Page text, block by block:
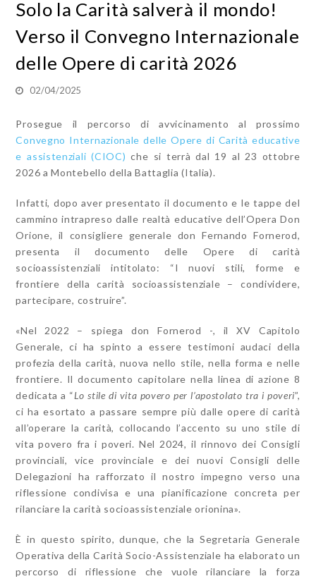
Solo la Carità salverà il mondo!
Verso il Convegno Internazionale
delle Opere di carità 2026
02/04/2025
Prosegue il percorso di avvicinamento al prossimo
Convegno Internazionale delle Opere di Carità educative
e assistenziali (CIOC) che si terrà dal 19 al 23 ottobre
2026 a Montebello della Battaglia (Italia).
Infatti, dopo aver presentato il documento e le tappe del
cammino intrapreso dalle realtà educative dell’Opera Don
Orione, il consigliere generale don Fernando Fornerod,
presenta il documento delle Opere di carità
socioassistenziali intitolato: “I nuovi stili, forme e
frontiere della carità socioassistenziale – condividere,
partecipare, costruire”.
«Nel 2022 – spiega don Fornerod -, il XV Capitolo
Generale, ci ha spinto a essere testimoni audaci della
profezia della carità, nuova nello stile, nella forma e nelle
frontiere. Il documento capitolare nella linea di azione 8
dedicata a “Lo stile di vita povero per l’apostolato tra i poveri”,
ci ha esortato a passare sempre più dalle opere di carità
all’operare la carità, collocando l’accento su uno stile di
vita povero fra i poveri. Nel 2024, il rinnovo dei Consigli
provinciali, vice provinciale e dei nuovi Consigli delle
Delegazioni ha rafforzato il nostro impegno verso una
riflessione condivisa e una pianificazione concreta per
rilanciare la carità socioassistenziale orionina».
È in questo spirito, dunque, che la Segretaria Generale
Operativa della Carità Socio-Assistenziale ha elaborato un
percorso di riflessione che vuole rilanciare la forza